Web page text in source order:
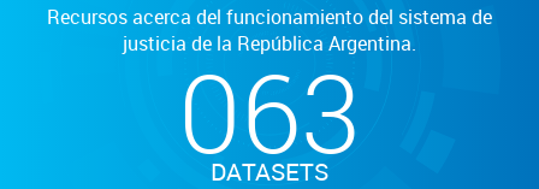
Recursos acerca del funcionamiento del sistema de
justicia de la República Argentina.
063
DATASETS